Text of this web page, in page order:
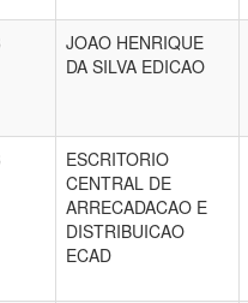
JOAO HENRIQUE
DA SILVA EDICAO
ESCRITORIO
CENTRAL DE
ARRECADACAO E
DISTRIBUICAO
ECAD